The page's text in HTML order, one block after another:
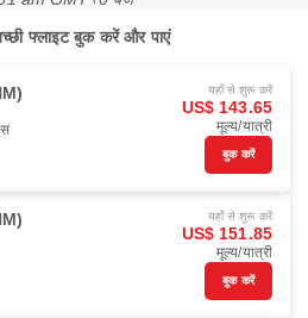
फ्लाइट बुक करें और पाएं
यहाँ से शुरू करें
US$ 143.65
मूल्य/यात्री
बुक करें
यहाँ से शुरू करें
US$ 151.85
मूल्य/यात्री
बुक करें